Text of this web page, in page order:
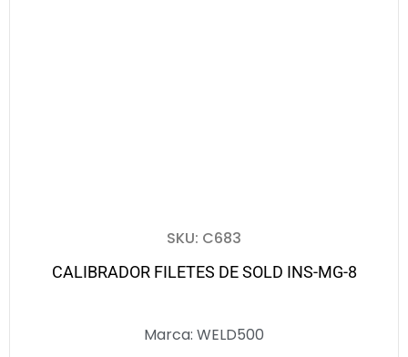
SKU: C683
CALIBRADOR FILETES DE SOLD INS-MG-8
Marca: WELD500